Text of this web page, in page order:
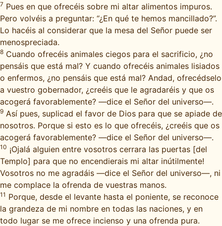
7 Pues en que ofrecéis sobre mi altar alimentos impuros.
Pero volvéis a preguntar: “¿En qué te hemos mancillado?”.
Lo hacéis al considerar que la mesa del Señor puede ser
menospreciada.
8 Cuando ofrecéis animales ciegos para el sacrificio, ¿no
pensáis que está mal? Y cuando ofrecéis animales lisiados
o enfermos, ¿no pensáis que está mal? Andad, ofrecédselo
a vuestro gobernador, ¿creéis que le agradaréis y que os
acogerá favorablemente? —dice el Señor del universo—.
9 Así pues, suplicad el favor de Dios para que se apiade de
nosotros. Porque si esto es lo que ofrecéis, ¿creéis que os
acogerá favorablemente? —dice el Señor del universo—.
10 ¡Ojalá alguien entre vosotros cerrara las puertas [del
Templo] para que no encendierais mi altar inútilmente!
Vosotros no me agradáis —dice el Señor del universo—, ni
me complace la ofrenda de vuestras manos.
11 Porque, desde el levante hasta el poniente, se reconoce
la grandeza de mi nombre en todas las naciones, y en
todo lugar se me ofrece incienso y una ofrenda pura.